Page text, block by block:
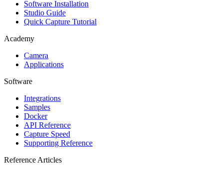
Software Installation
Studio Guide
Quick Capture Tutorial
Academy
Camera
Applications
Software
Integrations
Samples
Docker
API Reference
Capture Speed
Supporting Reference
Reference Articles